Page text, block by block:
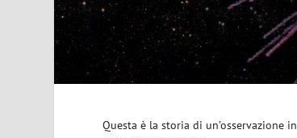
Questa è la storia di un’osservazione